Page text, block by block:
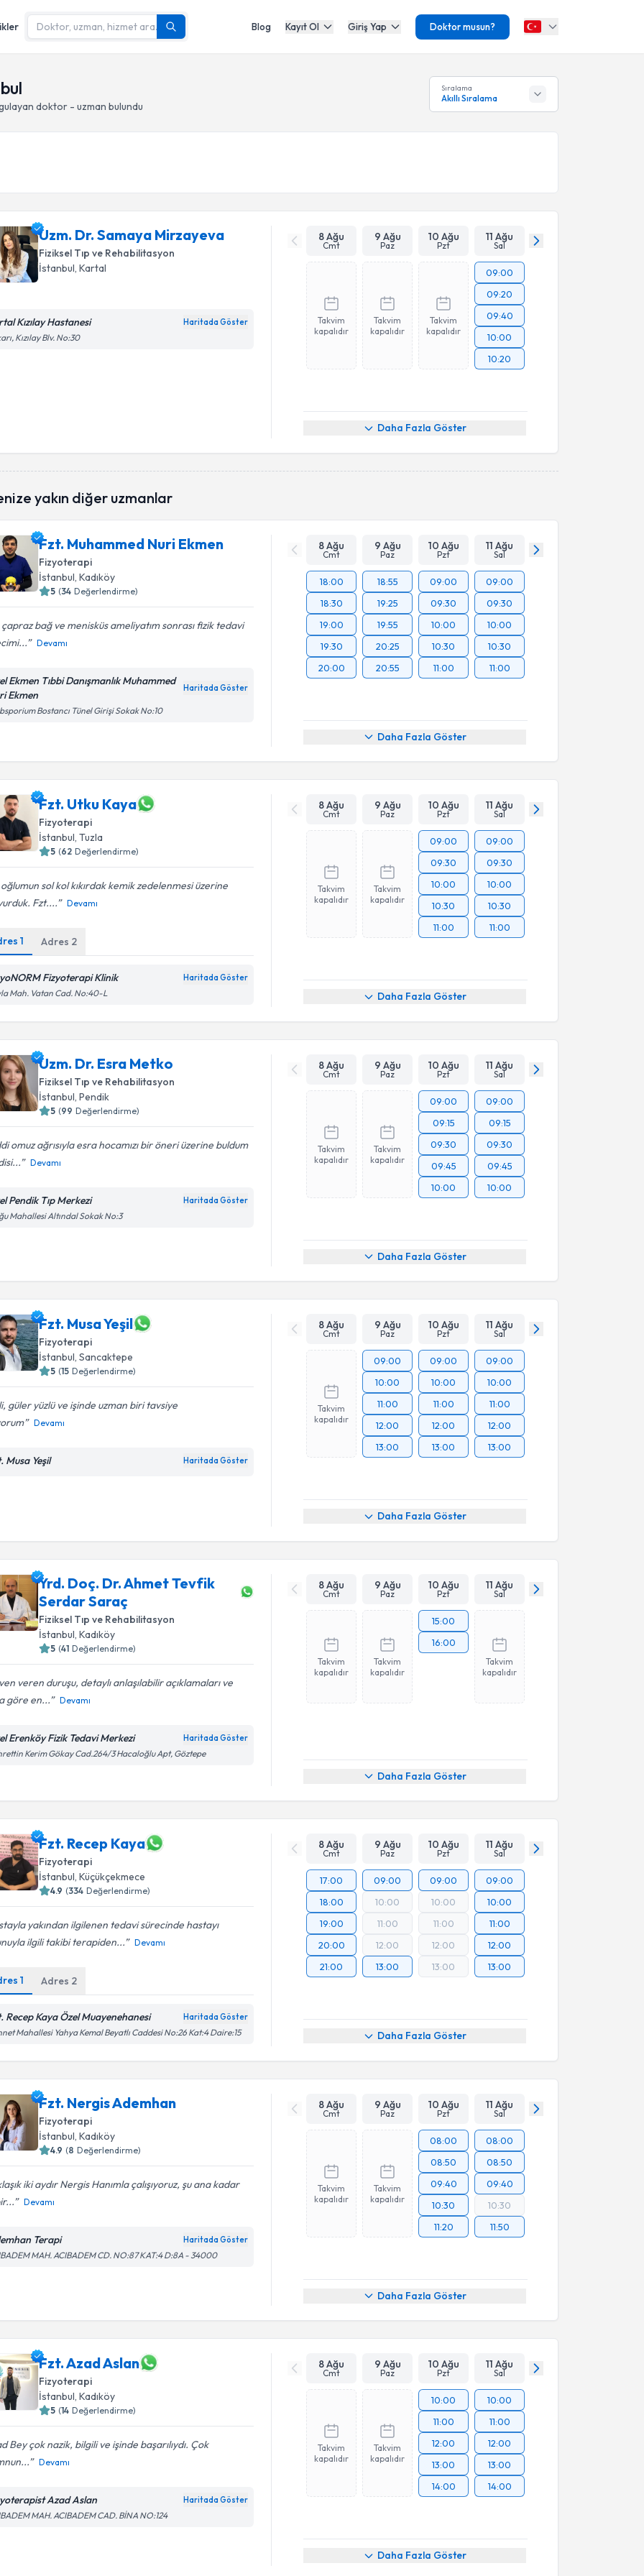
Blog Kayıt Ol Giriş Yap Doktor musun?
doktor - uzman bulundu
Sıralama
Akıllı Sıralama
Uzm. Dr. Samaya Mirzayeva
Fiziksel Tıp ve Rehabilitasyon
İstanbul, Kartal
Kızılay Hastanesi Haritada Göster
Kızılay Blv. No:30
8 Ağu
Cmt
9 Ağu
Paz
10 Ağu
Pzt
11 Ağu
Sal
Takvim
kapalıdır
Takvim
kapalıdır
Takvim
kapalıdır
09:00
09:20
09:40
10:00
10:20
Daha Fazla Göster
yakın diğer uzmanlar
Fzt. Muhammed Nuri Ekmen
Fizyoterapi
İstanbul , Kadıköy
5 (34 Değerlendirme)
bağ ve menisküs ameliyatım sonrası fizik tedavi
Devamı
Ekmen Tıbbi Danışmanlık Muhammed
Ekmen
Haritada Göster
Bostancı Tünel Girişi Sokak No:10
8 Ağu
Cmt
9 Ağu
Paz
10 Ağu
Pzt
11 Ağu
Sal
18:00
18:30
19:00
19:30
20:00
18:55
19:25
19:55
20:25
20:55
09:00
09:30
10:00
10:30
11:00
09:00
09:30
10:00
10:30
11:00
Daha Fazla Göster
Fzt. Utku Kaya
Fizyoterapi
İstanbul, Tuzla
5 (62 Değerlendirme)
sol kol kıkırdak kemik zedelenmesi üzerine
Fzt....
Devamı
1 Adres 2
Fizyoterapi Klinik Haritada Göster
Mah. Vatan Cad. No:40-L
8 Ağu
Cmt
9 Ağu
Paz
10 Ağu
Pzt
11 Ağu
Sal
Takvim
kapalıdır
Takvim
kapalıdır
09:00
09:30
10:00
10:30
11:00
09:00
09:30
10:00
10:30
11:00
Daha Fazla Göster
Uzm. Dr. Esra Metko
Fiziksel Tıp ve Rehabilitasyon
İstanbul , Pendik
5 (99 Değerlendirme)
omuz ağrısıyla esra hocamızı bir öneri üzerine buldum
Devamı
Pendik Tıp Merkezi Haritada Göster
Mahallesi Altındal Sokak No:3
8 Ağu
Cmt
9 Ağu
Paz
10 Ağu
Pzt
11 Ağu
Sal
Takvim
kapalıdır
Takvim
kapalıdır
09:00
09:15
09:30
09:45
10:00
09:00
09:15
09:30
09:45
10:00
Daha Fazla Göster
Fzt. Musa Yeşil
Fizyoterapi
İstanbul, Sancaktepe
5 (15 Değerlendirme)
güler yüzlü ve işinde uzman biri tavsiye
Devamı
Musa Yeşil Haritada Göster
8 Ağu
Cmt
9 Ağu
Paz
10 Ağu
Pzt
11 Ağu
Sal
Takvim
kapalıdır
09:00
10:00
11:00
12:00
13:00
09:00
10:00
11:00
12:00
13:00
09:00
10:00
11:00
12:00
13:00
Daha Fazla Göster
Yrd. Doç. Dr. Ahmet Tevfik
Serdar Saraç
Fiziksel Tıp ve Rehabilitasyon
İstanbul , Kadıköy
5 (41 Değerlendirme)
veren duruşu, detaylı anlaşılabilir açıklamaları ve
göre en...
Devamı
Erenköy Fizik Tedavi Merkezi Haritada Göster
Kerim Gökay Cad.264/3 Hacaloğlu Apt, Göztepe
8 Ağu
Cmt
9 Ağu
Paz
10 Ağu
Pzt
11 Ağu
Sal
Takvim
kapalıdır
Takvim
kapalıdır
15:00
16:00
Takvim
kapalıdır
Daha Fazla Göster
Fzt. Recep Kaya
Fizyoterapi
İstanbul, Küçükçekmece
4.9 (334 Değerlendirme)
yakından ilgilenen tedavi sürecinde hastayı
ilgili takibi terapiden...
Devamı
1 Adres 2
Recep Kaya Özel Muayenehanesi Haritada Göster
Mahallesi Yahya Kemal Beyatlı Caddesi No:26 Kat:4 Daire:15
8 Ağu
Cmt
9 Ağu
Paz
10 Ağu
Pzt
11 Ağu
Sal
17:00
18:00
19:00
20:00
21:00
09:00
10:00
11:00
12:00
13:00
09:00
10:00
11:00
12:00
13:00
09:00
10:00
11:00
12:00
13:00
Daha Fazla Göster
Fzt. Nergis Ademhan
Fizyoterapi
İstanbul , Kadıköy
4.9 (8 Değerlendirme)
iki aydır Nergis Hanımla çalışıyoruz, şu ana kadar
Devamı
Terapi Haritada Göster
MAH. ACIBADEM CD. NO:87 KAT:4 D:8A - 34000
8 Ağu
Cmt
9 Ağu
Paz
10 Ağu
Pzt
11 Ağu
Sal
Takvim
kapalıdır
Takvim
kapalıdır
08:00
08:50
09:40
10:30
11:20
08:00
08:50
09:40
10:30
11:50
Daha Fazla Göster
Fzt. Azad Aslan
Fizyoterapi
İstanbul, Kadıköy
5 (14 Değerlendirme)
Bey çok nazik, bilgili ve işinde başarılıydı. Çok
Devamı
Azad Aslan Haritada Göster
MAH. ACIBADEM CAD. BİNA NO:124
8 Ağu
Cmt
9 Ağu
Paz
10 Ağu
Pzt
11 Ağu
Sal
Takvim
kapalıdır
Takvim
kapalıdır
10:00
11:00
12:00
13:00
14:00
10:00
11:00
12:00
13:00
14:00
Daha Fazla Göster